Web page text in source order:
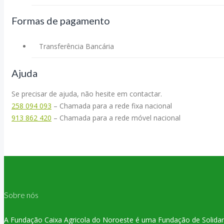
Formas de pagamento
Transferência Bancária
Ajuda
Se precisar de ajuda, não hesite em contactar.
258 094 093 – Chamada para a rede fixa nacional
913 862 420 – Chamada para a rede móvel nacional
Sobre nós
A Fundação Caixa Agricola do Noroeste é uma Fundação de